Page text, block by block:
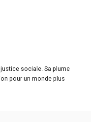
sociale. Sa plume
pour un monde plus